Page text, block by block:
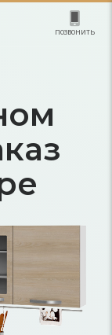
позвонить